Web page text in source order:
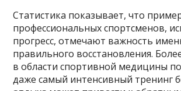
Статистика показывает, что
профессиональных спортсменов,
прогресс, отмечают важность
правильного восстановления.
в области спортивной медицины
даже самый интенсивный тренинг